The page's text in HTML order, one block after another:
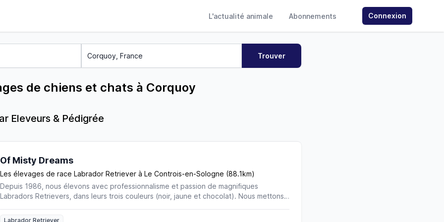
L'actualité animale Abonnements Connexion
de chiens et chats à Corquoy
Eleveurs & Pédigrée
Of Misty Dreams
Les élevages de race Labrador Retriever à Le Controis-en-Sologne (88.1km)
Depuis 1986, nous élevons avec professionnalisme et passion de magnifiques
Labradors Retrievers, dans leurs trois couleurs (noir, jaune et chocolat). Nous mettons
Labrador Retriever